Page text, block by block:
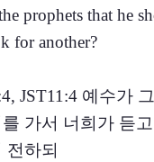
prophets that he
for another?
JST11:4 예수가
가서 너희가 듣
전하되